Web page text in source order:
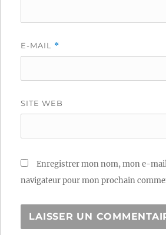
E-MAIL *
SITE WEB
Enregistrer mon nom, mon e-
navigateur pour mon prochain